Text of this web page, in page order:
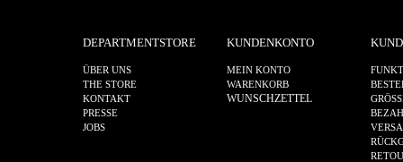
DEPARTMENTSTORE
ÜBER UNS
THE STORE
KONTAKT
PRESSE
JOBS
KUNDENKONTO
MEIN KONTO
WARENKORB
WUNSCHZETTEL